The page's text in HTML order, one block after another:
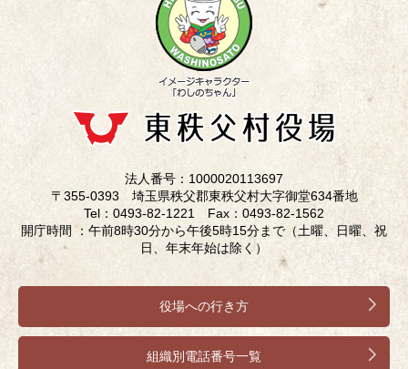
法人番号：1000020113697
〒355-0393 埼玉県秩父郡東秩父村大字御堂634番地
Tel：0493-82-1221 Fax：0493-82-1562
開庁時間 ：午前8時30分から午後5時15分まで（土曜、日曜、祝
日、年末年始は除く）
役場への行き方
組織別電話番号一覧